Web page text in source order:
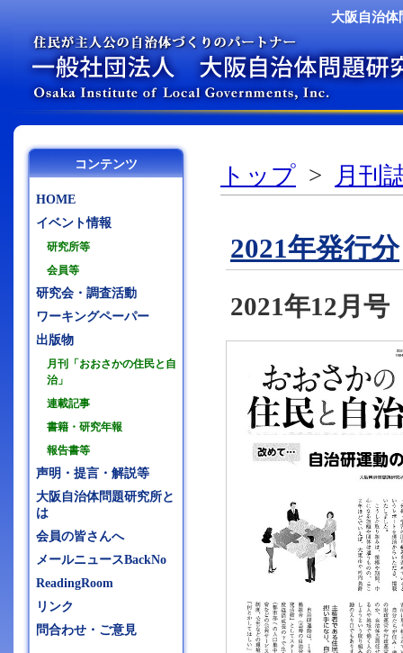
大阪自治体
トップ > 月刊
2021年発行分
2021年12月
コンテンツ
HOME
イベント情報
研究所等
会員等
研究会・調査活動
ワーキングペーパー
出版物
月刊「おおさかの住民と自
治」
連載記事
書籍・研究年報
報告書等
声明・提言・解説等
大阪自治体問題研究所と
は
会員の皆さんへ
メールニュースBackNo
ReadingRoom
リンク
問合わせ・ご意見